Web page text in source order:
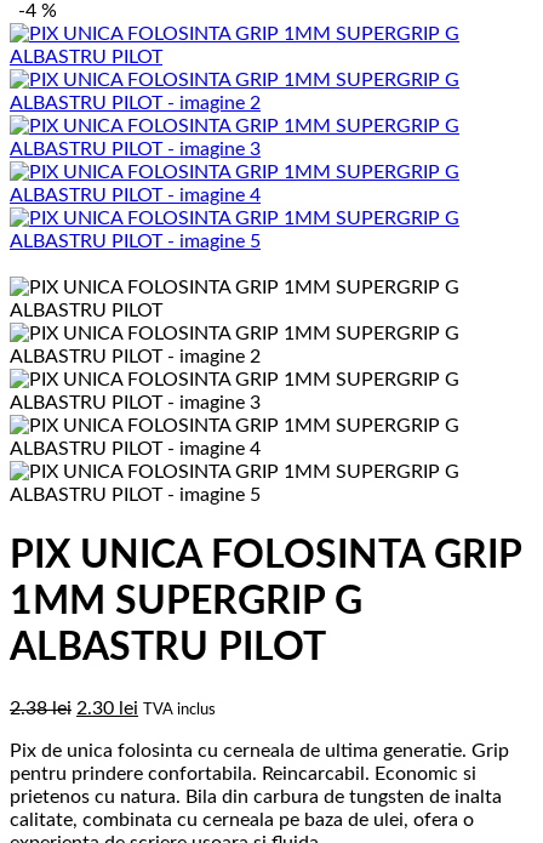
-4 %
PIX UNICA FOLOSINTA GRIP
1MM SUPERGRIP G
ALBASTRU PILOT
2.38lei Prețul
a
fost:
2.38 lei.
2.30 lei Prețul
este:
2.30 lei.
TVA inclus
Pix de unica folosinta cu cerneala de ultima generatie. Grip
pentru prindere confortabila. Reincarcabil. Economic si
prietenos cu natura. Bila din carbura de tungsten de inalta
calitate, combinata cu cerneala pe baza de ulei, ofera o